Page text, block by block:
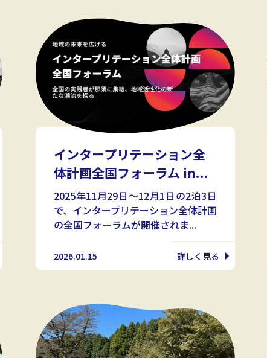
インタープリテーション全
体計画全国フォーラム in...
2025年11月29日～12月1日の2泊3日
で、インタープリテーション全体計画
の全国フォーラムが開催されま...
2026.01.15 詳しく見る